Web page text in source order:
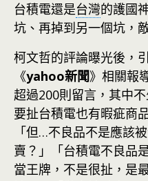
台積電還是台灣的護國
坑、再掉到另一個坑，
柯文哲的評論曝光後，
《yahoo新聞》相關報
超過200則留言，其中
要扯台積電也有暇疵商
「但…不良品不是應該
賣？」「台積電不良品
當王牌，不是很扯，是